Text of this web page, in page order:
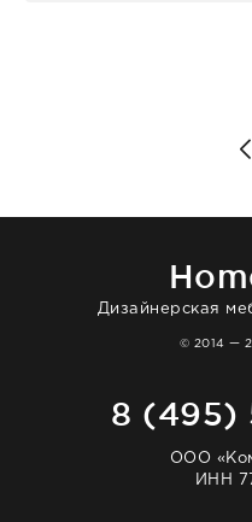
то качество выше
Дизайнерская
© 2014 —
8 (495)
ООО
ИНН